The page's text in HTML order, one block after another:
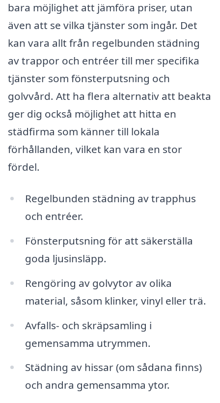
bara möjlighet att jämföra priser, utan
även att se vilka tjänster som ingår. Det
kan vara allt från regelbunden städning
av trappor och entréer till mer specifika
tjänster som fönsterputsning och
golvvård. Att ha flera alternativ att beakta
ger dig också möjlighet att hitta en
städfirma som känner till lokala
förhållanden, vilket kan vara en stor
fördel.
Regelbunden städning av trapphus
och entréer.
Fönsterputsning för att säkerställa
goda ljusinsläpp.
Rengöring av golvytor av olika
material, såsom klinker, vinyl eller trä.
Avfalls- och skräpsamling i
gemensamma utrymmen.
Städning av hissar (om sådana finns)
och andra gemensamma ytor.